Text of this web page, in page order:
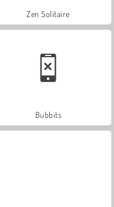
Zen Solitaire
Bubbits